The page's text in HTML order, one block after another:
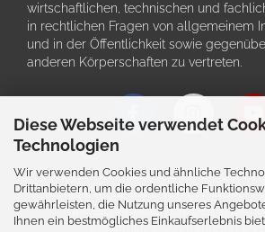
Diese Webseite verwendet
Technologien
Wir verwenden Cookies und ähnliche
Drittanbietern, um die ordentliche
gewährleisten, die Nutzung unseres
Ihnen ein bestmögliches Einkaufserlebnis
wirtschaftlichen, technischen und
in rechtlichen Fragen von allgemeinem
und in der Öffentlichkeit sowie
anderen Körperschaften zu vertreten.
Schriftliche Angaben zu den Produkten
können im Einzefall von der
abweichen. Auch bleiben
Konstruktionsänderungen